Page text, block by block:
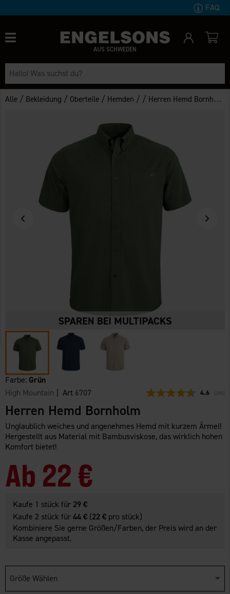
FAQ
AUS SCHWEDEN
Alle / Bekleidung / Oberteile / Hemden / / Herren Hemd Bornholm
Farbe: Grün
High Mountain | Art 6707 4.6 255
Herren Hemd Bornholm
Unglaublich weiches und angenehmes Hemd mit kurzem Ärmel!
Hergestellt aus Material mit Bambusviskose, das wirklich hohen
Komfort bietet!
Ab 22 €
Kaufe 1 stück für 29 €
Kaufe 2 stück für44 € (22 € pro stück)
Kombiniere Sie gerne Größen/Farben, der Preis wird an der
Kasse angepasst.
Größe Wählen